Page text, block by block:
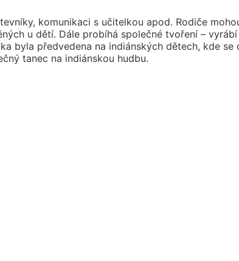
komunikaci s učitelkou apod. Rodiče
u dětí. Dále probíhá společné tvoření –
byla předvedena na indiánských dětech, kde
tanec na indiánskou hudbu.